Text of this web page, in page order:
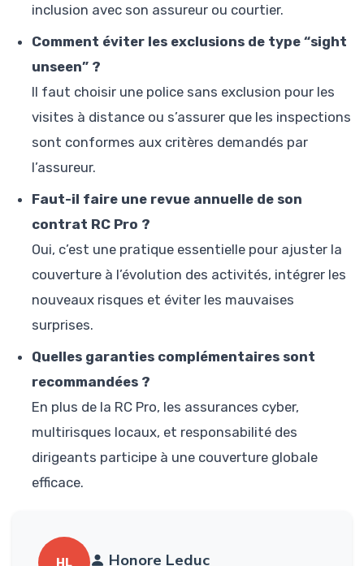
inclusion avec son assureur ou courtier.
Comment éviter les exclusions de type “sight
unseen” ?
Il faut choisir une police sans exclusion pour les
visites à distance ou s’assurer que les inspections
sont conformes aux critères demandés par
l’assureur.
Faut-il faire une revue annuelle de son
contrat RC Pro ?
Oui, c’est une pratique essentielle pour ajuster la
couverture à l’évolution des activités, intégrer les
nouveaux risques et éviter les mauvaises
surprises.
Quelles garanties complémentaires sont
recommandées ?
En plus de la RC Pro, les assurances cyber,
multirisques locaux, et responsabilité des
dirigeants participe à une couverture globale
efficace.
HL Honore Leduc